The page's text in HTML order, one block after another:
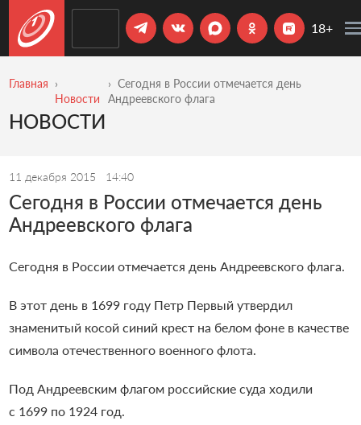
18+
Главная
Новости
Сегодня в России отмечается день
Андреевского флага
НОВОСТИ
11 декабря 2015 14:40
Сегодня в России отмечается день
Андреевского флага
Сегодня в России отмечается день Андреевского флага.
В этот день в 1699 году Петр Первый утвердил
знаменитый косой синий крест на белом фоне в качестве
символа отечественного военного флота.
Под Андреевским флагом российские суда ходили
с 1699 по 1924 год.